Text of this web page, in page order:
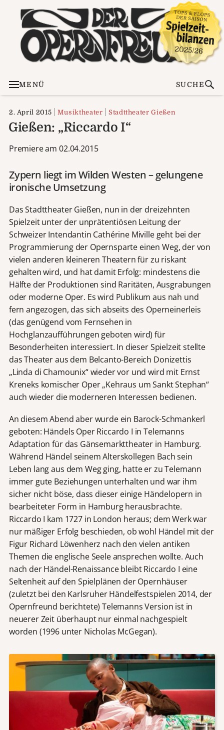
MENÜ SUCHE
2. April 2015 Musiktheater Stadttheater Gießen
Gießen: „Riccardo I“
Premiere am 02.04.2015
Zypern liegt im Wilden Westen – gelungene
ironische Umsetzung
Das Stadttheater Gießen, nun in der dreizehnten
Spielzeit unter der unprätentiösen Leitung der
Schweizer Intendantin Cathérine Miville geht bei der
Programmierung der Opernsparte einen Weg, der von
vielen anderen kleineren Theatern für zu riskant
gehalten wird, und hat damit Erfolg: mindestens die
Hälfte der Produktionen sind Raritäten, Ausgrabungen
oder moderne Oper. Es wird Publikum aus nah und
fern angezogen, das sich abseits des Operneinerleis
(das genügend vom Fernsehen in
Hochglanzaufführungen geboten wird) für
Besonderheiten interessiert. In dieser Spielzeit stellte
das Theater aus dem Belcanto-Bereich Donizettis
„Linda di Chamounix“ wieder vor und wird mit Ernst
Kreneks komischer Oper „Kehraus um Sankt Stephan“
auch wieder die moderneren Interessen bedienen.
An diesem Abend aber wurde ein Barock-Schmankerl
geboten: Händels Oper Riccardo I in Telemanns
Adaptation für das Gänsemarkttheater in Hamburg.
Während Händel seinem Alterskollegen Bach sein
Leben lang aus dem Weg ging, hatte er zu Telemann
immer gute Beziehungen unterhalten und war ihm
sicher nicht böse, dass dieser einige Händelopern in
bearbeiteter Form in Hamburg herausbrachte.
Riccardo I kam 1727 in London heraus; dem Werk war
nur mäßiger Erfolg beschieden, ob wohl Händel mit der
Figur Richard Löwenherz nach den vielen antiken
Themen die englische Seele ansprechen wollte. Auch
nach der Händel-Renaissance bleibt Riccardo I eine
Seltenheit auf den Spielplänen der Opernhäuser
(zuletzt bei den Karlsruher Händelfestspielen 2014, der
Opernfreund berichtete) Telemanns Version ist in
neuerer Zeit überhaupt nur einmal nachgespielt
worden (1996 unter Nicholas McGegan).